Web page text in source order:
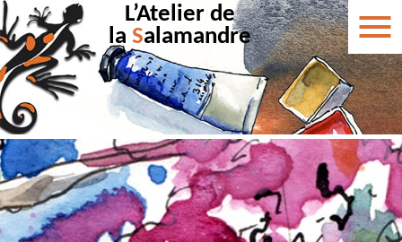
L’Atelier de
la Salamandre